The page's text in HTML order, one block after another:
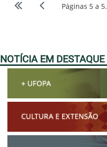
Páginas 5 a 5.
NOTÍCIA EM DESTAQUE